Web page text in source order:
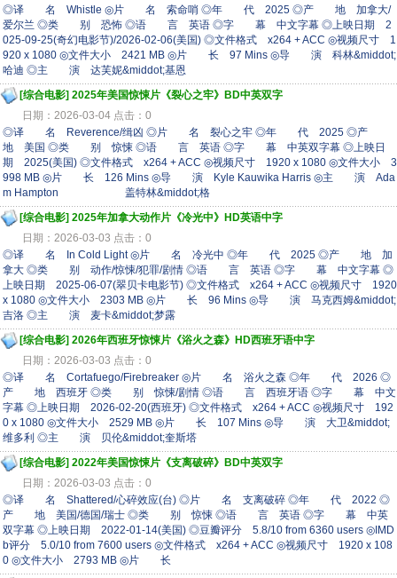
◎译 名 Whistle ◎片 名 索命哨 ◎年 代 2025 ◎产 地 加拿大/
爱尔兰 ◎类 别 恐怖 ◎语 言 英语 ◎字 幕 中文字幕 ◎上映日期 2
025-09-25(奇幻电影节)/2026-02-06(美国) ◎文件格式 x264 + ACC ◎视频尺寸 1
920 x 1080 ◎文件大小 2421 MB ◎片 长 97 Mins ◎导 演 科林&middot;
哈迪 ◎主 演 达芙妮&middot;基恩
[综合电影] 2025年美国惊悚片《裂心之牢》BD中英双字
日期：2026-03-04 点击：0
◎译 名 Reverence/缉凶 ◎片 名 裂心之牢 ◎年 代 2025 ◎产
地 美国 ◎类 别 惊悚 ◎语 言 英语 ◎字 幕 中英双字幕 ◎上映日
期 2025(美国) ◎文件格式 x264 + ACC ◎视频尺寸 1920 x 1080 ◎文件大小 3
998 MB ◎片 长 126 Mins ◎导 演 Kyle Kauwika Harris ◎主 演 Ada
m Hampton 盖特林&middot;格
[综合电影] 2025年加拿大动作片《冷光中》HD英语中字
日期：2026-03-03 点击：0
◎译 名 In Cold Light ◎片 名 冷光中 ◎年 代 2025 ◎产 地 加
拿大 ◎类 别 动作/惊悚/犯罪/剧情 ◎语 言 英语 ◎字 幕 中文字幕 ◎
上映日期 2025-06-07(翠贝卡电影节) ◎文件格式 x264 + ACC ◎视频尺寸 1920
x 1080 ◎文件大小 2303 MB ◎片 长 96 Mins ◎导 演 马克西姆&middot;
吉洛 ◎主 演 麦卡&middot;梦露
[综合电影] 2026年西班牙惊悚片《浴火之森》HD西班牙语中字
日期：2026-03-03 点击：0
◎译 名 Cortafuego/Firebreaker ◎片 名 浴火之森 ◎年 代 2026 ◎
产 地 西班牙 ◎类 别 惊悚/剧情 ◎语 言 西班牙语 ◎字 幕 中文
字幕 ◎上映日期 2026-02-20(西班牙) ◎文件格式 x264 + ACC ◎视频尺寸 192
0 x 1080 ◎文件大小 2529 MB ◎片 长 107 Mins ◎导 演 大卫&middot;
维多利 ◎主 演 贝伦&middot;奎斯塔
[综合电影] 2022年美国惊悚片《支离破碎》BD中英双字
日期：2026-03-03 点击：0
◎译 名 Shattered/心碎效应(台) ◎片 名 支离破碎 ◎年 代 2022 ◎
产 地 美国/德国/瑞士 ◎类 别 惊悚 ◎语 言 英语 ◎字 幕 中英
双字幕 ◎上映日期 2022-01-14(美国) ◎豆瓣评分 5.8/10 from 6360 users ◎IMD
b评分 5.0/10 from 7600 users ◎文件格式 x264 + ACC ◎视频尺寸 1920 x 108
0 ◎文件大小 2793 MB ◎片 长